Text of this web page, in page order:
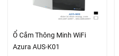
Ổ Cắm Thông Minh WiFi
Azura AUS-K01